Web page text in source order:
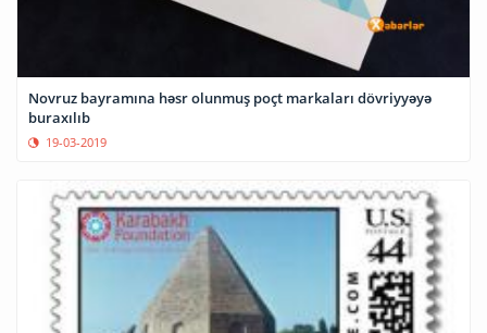
Novruz bayramına həsr olunmuş poçt markaları dövriyyəyə
buraxılıb
19-03-2019